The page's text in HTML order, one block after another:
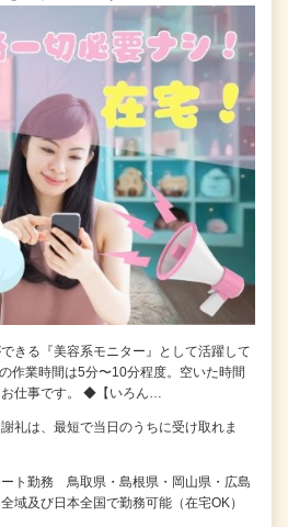
きる『美容系モニター』として活躍して
作業時間は5分〜10分程度。空いた時間
仕事です。 ◆【いろん…
は、最短で当日のうちに受け取れま
ト勤務 鳥取県・島根県・岡山県・広島
域及び日本全国で勤務可能（在宅OK）